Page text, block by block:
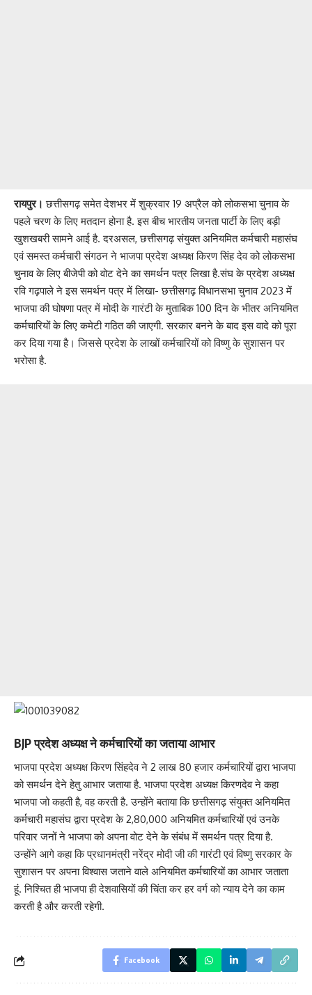
रायपुर।छत्तीसगढ़ समेत देशभर में शुक्रवार 19 अप्रैल को लोकसभा चुनाव के
पहले चरण के लिए मतदान होना है. इस बीच भारतीय जनता पार्टी के लिए बड़ी
खुशखबरी सामने आई है. दरअसल, छत्तीसगढ़ संयुक्त अनियमित कर्मचारी महासंघ
एवं समस्त कर्मचारी संगठन ने भाजपा प्रदेश अध्यक्ष किरण सिंह देव को लोकसभा
चुनाव के लिए बीजेपी को वोट देने का समर्थन पत्र लिखा है.संघ के प्रदेश अध्यक्ष
रवि गढ़पाले ने इस समर्थन पत्र में लिखा- छत्तीसगढ़ विधानसभा चुनाव 2023 में
भाजपा की घोषणा पत्र में मोदी के गारंटी के मुताबिक 100 दिन के भीतर अनियमित
कर्मचारियों के लिए कमेटी गठित की जाएगी. सरकार बनने के बाद इस वादे को पूरा
कर दिया गया है। जिससे प्रदेश के लाखों कर्मचारियों को विष्णु के सुशासन पर
भरोसा है.
BJP प्रदेश अध्यक्ष ने कर्मचारियों का जताया आभार
भाजपा प्रदेश अध्यक्ष किरण सिंहदेव ने 2 लाख 80 हजार कर्मचारियों द्वारा भाजपा
को समर्थन देने हेतु आभार जताया है. भाजपा प्रदेश अध्यक्ष किरणदेव ने कहा
भाजपा जो कहती है, वह करती है. उन्होंने बताया कि छत्तीसगढ़ संयुक्त अनियमित
कर्मचारी महासंघ द्वारा प्रदेश के 2,80,000 अनियमित कर्मचारियों एवं उनके
परिवार जनों ने भाजपा को अपना वोट देने के संबंध में समर्थन पत्र दिया है.
उन्होंने आगे कहा कि प्रधानमंत्री नरेंद्र मोदी जी की गारंटी एवं विष्णु सरकार के
सुशासन पर अपना विश्वास जताने वाले अनियमित कर्मचारियों का आभार जताता
हूं. निश्चित ही भाजपा ही देशवासियों की चिंता कर हर वर्ग को न्याय देने का काम
करती है और करती रहेगी.
Facebook